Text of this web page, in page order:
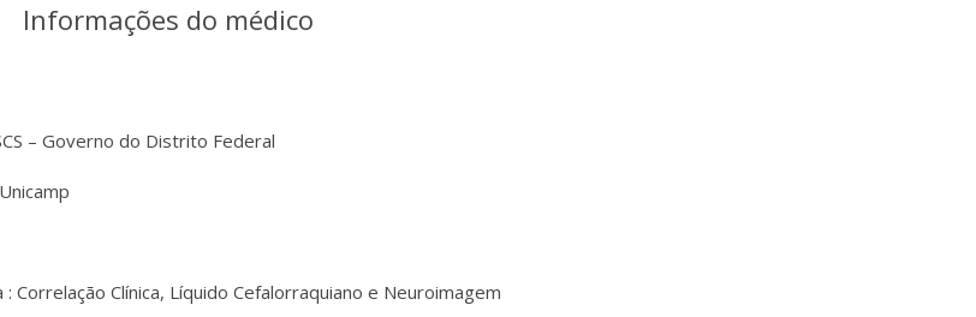
Informações do médico
– Governo do Distrito Federal
Clínica, Líquido Cefalorraquiano e Neuroimagem